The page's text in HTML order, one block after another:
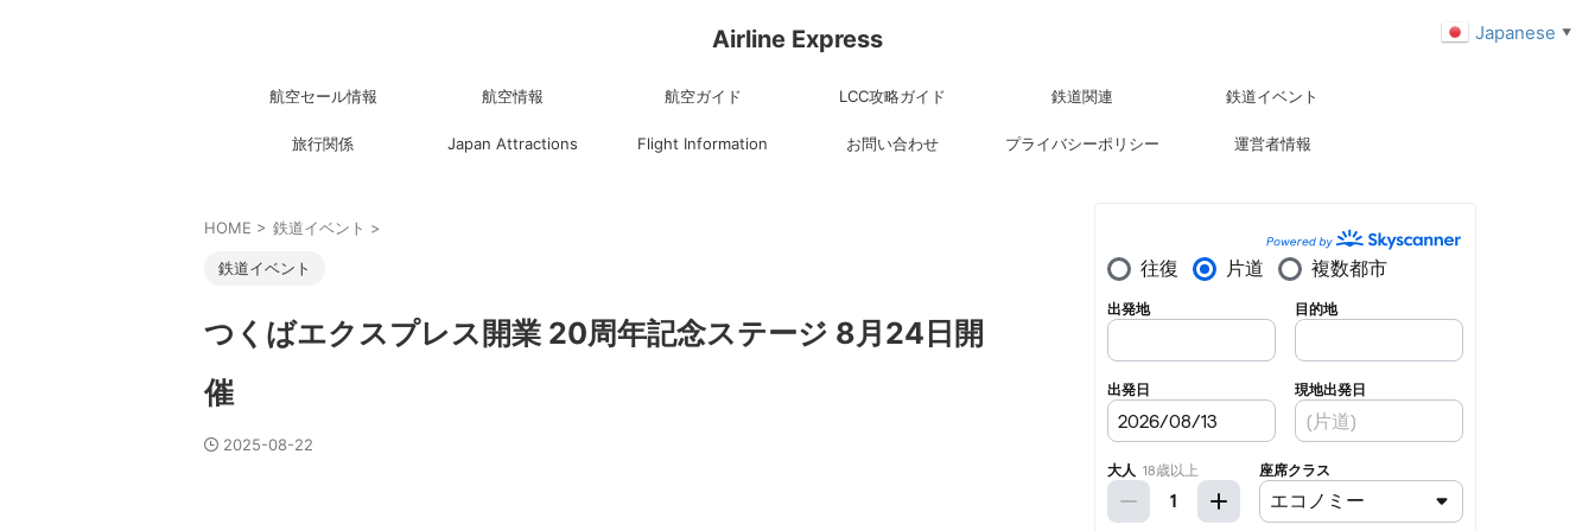
Airline Express
航空セール情報 航空情報 航空ガイド LCC攻略ガイド 鉄道関連 鉄道イベント
旅行関係 Japan Attractions Flight Information お問い合わせ プライバシーポリシー 運営者情報
HOME > 鉄道イベント >
鉄道イベント
つくばエクスプレス開業 20周年記念ステージ 8月24日開
催
2025-08-22
Japanese ▼